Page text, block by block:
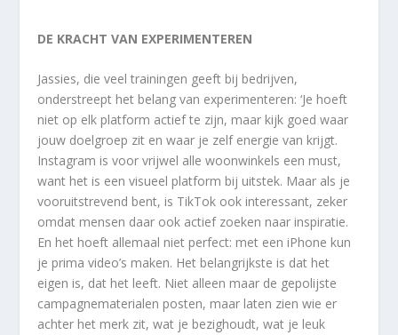
DE KRACHT VAN EXPERIMENTEREN
Jassies, die veel trainingen geeft bij bedrijven,
onderstreept het belang van experimenteren: ‘Je hoeft
niet op elk platform actief te zijn, maar kijk goed waar
jouw doelgroep zit en waar je zelf energie van krijgt.
Instagram is voor vrijwel alle woonwinkels een must,
want het is een visueel platform bij uitstek. Maar als je
vooruitstrevend bent, is TikTok ook interessant, zeker
omdat mensen daar ook actief zoeken naar inspiratie.
En het hoeft allemaal niet perfect: met een iPhone kun
je prima video’s maken. Het belangrijkste is dat het
eigen is, dat het leeft. Niet alleen maar de gepolijste
campagnematerialen posten, maar laten zien wie er
achter het merk zit, wat je bezighoudt, wat je leuk